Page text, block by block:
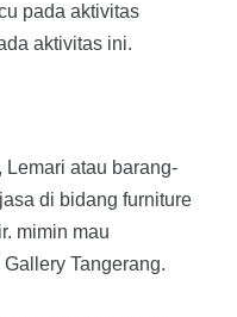
pada aktivitas
aktivitas ini.
Lemari atau barang-
di bidang furniture
mimin mau
Tangerang.